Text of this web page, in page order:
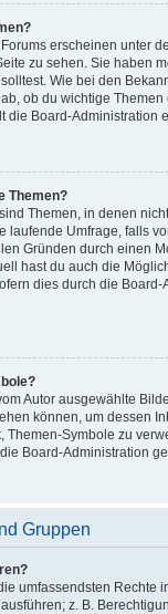
erscheinen unter
zu sehen. Sie haben
Wie bei den
ob du wichtige
die Board-Administration
Themen?
Themen, in denen
laufende Umfrage, falls
Gründen durch einen
hast du auch die
dies durch die
Autor ausgewählte
können, um dessen
Themen-Symbole zu
Board-Administration
Gruppen
umfassendsten Rechte
z. B.